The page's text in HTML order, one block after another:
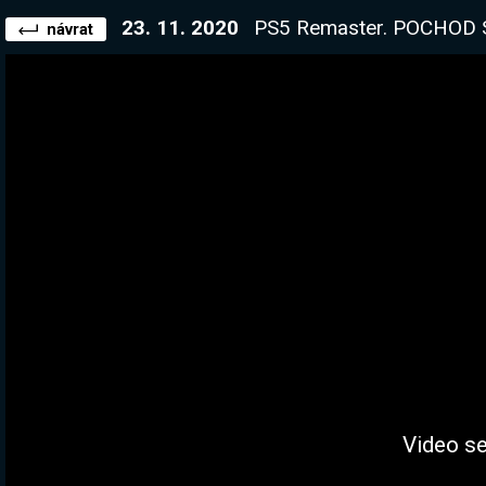
návrat 23. 11. 2020 PS5 Remaster.
Video